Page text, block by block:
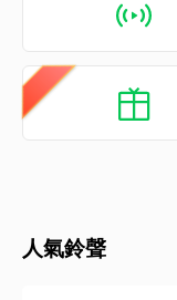
人氣鈴聲